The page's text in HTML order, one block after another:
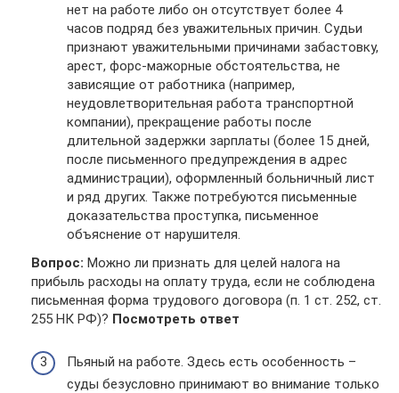
нет на работе либо он отсутствует более 4
часов подряд без уважительных причин. Судьи
признают уважительными причинами забастовку,
арест, форс-мажорные обстоятельства, не
зависящие от работника (например,
неудовлетворительная работа транспортной
компании), прекращение работы после
длительной задержки зарплаты (более 15 дней,
после письменного предупреждения в адрес
администрации), оформленный больничный лист
и ряд других. Также потребуются письменные
доказательства проступка, письменное
объяснение от нарушителя.
Вопрос: Можно ли признать для целей налога на
прибыль расходы на оплату труда, если не соблюдена
письменная форма трудового договора (п. 1 ст. 252, ст.
255 НК РФ)? Посмотреть ответ
Пьяный на работе. Здесь есть особенность –
суды безусловно принимают во внимание только